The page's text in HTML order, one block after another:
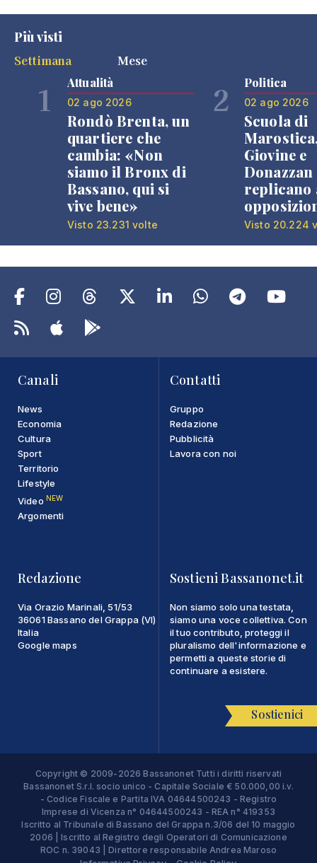
Più visti
Settimana
Mese
1 Attualità
02 ago 2026
Rondò Brenta, un
quartiere che
cambia: «Non
siamo il Bronx di
Bassano, qui si
vive bene»
Visto 23.231 volte
2 Politica
02 ago 2026
Scuola di
Giovine e
Donazzan
replicano
Visto 20.224
Canali
News
Economia
Cultura
Sport
Territorio
Lifestyle
Video NEW
Argomenti
Contatti
Gruppo
Redazione
Pubblicità
Lavora con noi
Redazione
Via Orazio Marinali, 51/53
36061 Bassano del Grappa (VI)
Italia
Google maps
Sostieni Bassanonet.it
Non siamo solo una testata,
siamo una voce collettiva. Con
il tuo contributo, proteggi il
pluralismo dell'informazione e
permetti a queste storie di
continuare a esistere.
Sostienici
Copyright © 2009-2026 Bassanonet Tutti i diritti riservati
Bassanonet S.r.l. socio unico - Capitale Sociale € 50.000,00 i.v.
- Codice Fiscale e Partita IVA 04644500243 - Registro
Imprese di Vicenza n° 04644500243 - REA n° 419353
Iscritto al Tribunale di Bassano del Grappa n.3/06 del 10 maggio
2006 | Iscritto al Registro degli Operatori di Comunicazione
ROC n. 39043 | Direttore responsabile Andrea Maroso